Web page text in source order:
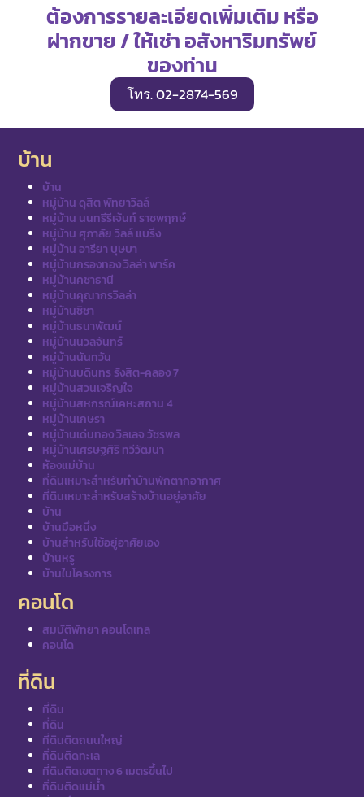
ต้องการรายละเอียดเพิ่มเติม หรือ
ฝากขาย / ให้เช่า อสังหาริมทรัพย์
ของท่าน
โทร. 02-2874-569
บ้าน
บ้าน
หมู่บ้าน ดุสิต พัทยาวิลล์
หมู่บ้าน นนทรีรีเจ้นท์ ราชพฤกษ์
หมู่บ้าน ศุภาลัย วิลล์ แบริ่ง
หมู่บ้าน อารียา บุษบา
หมู่บ้านกรองทอง วิลล่า พาร์ค
หมู่บ้านคชาธานี
หมู่บ้านคุณากรวิลล่า
หมู่บ้านชิชา
หมู่บ้านธนาพัฒน์
หมู่บ้านนวลจันทร์
หมู่บ้านนันทวัน
หมู่บ้านบดินทร รังสิต-คลอง 7
หมู่บ้านสวนเจริญใจ
หมู่บ้านสหกรณ์เคหะสถาน 4
หมู่บ้านเกษรา
หมู่บ้านเด่นทอง วิลเลจ วัชรพล
หมู่บ้านเศรษฐศิริ ทวีวัฒนา
ห้องแม่บ้าน
ที่ดินเหมาะสำหรับทำบ้านพักตากอากาศ
ที่ดินเหมาะสำหรับสร้างบ้านอยู่อาศัย
บ้าน
บ้านมือหนึ่ง
บ้านสำหรับใช้อยู่อาศัยเอง
บ้านหรู
บ้านในโครงการ
คอนโด
สมบัติพัทยา คอนโดเทล
คอนโด
ที่ดิน
ที่ดิน
ที่ดิน
ที่ดินติดถนนใหญ่
ที่ดินติดทะเล
ที่ดินติดเขตทาง 6 เมตรขึ้นไป
ที่ดินติดแม่น้ำ